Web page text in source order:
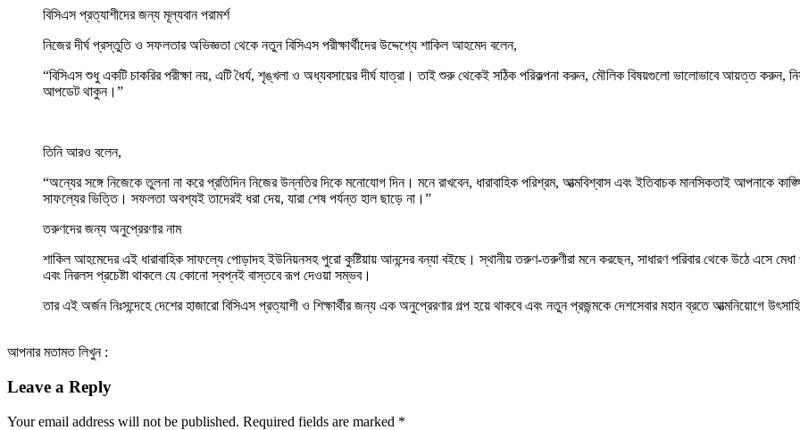
বিসিএস প্রত্যাশীদের জন্য মূল্যবান পরামর্শ
নিজের দীর্ঘ প্রস্তুতি ও সফলতার অভিজ্ঞতা থেকে নতুন বিসিএস পরীক্ষার্থীদের উদ্দেশ্যে শাকিল আহমেদ বলেন,
“বিসিএস শুধু একটি চাকরির পরীক্ষা নয়, এটি ধৈর্য, শৃঙ্খলা ও অধ্যবসায়ের দীর্ঘ যাত্রা। তাই শুরু থেকেই সঠিক পরিকল্পনা করুন, মৌলিক বিষয়গুলো ভালোভাবে আয়ত্ত
আপডেট থাকুন।”
তিনি আরও বলেন,
“অন্যের সঙ্গে নিজেকে তুলনা না করে প্রতিদিন নিজের উন্নতির দিকে মনোযোগ দিন। মনে রাখবেন, ধারাবাহিক পরিশ্রম, আত্মবিশ্বাস এবং ইতিবাচক মানসিকতাই আপনাকে
সাফল্যের ভিত্তি। সফলতা অবশ্যই তাদেরই ধরা দেয়, যারা শেষ পর্যন্ত হাল ছাড়ে না।”
তরুণদের জন্য অনুপ্রেরণার নাম
শাকিল আহমেদের এই ধারাবাহিক সাফল্যে পোড়াদহ ইউনিয়নসহ পুরো কুষ্টিয়ায় আনন্দের বন্যা বইছে। স্থানীয় তরুণ-তরুণীরা মনে করছেন, সাধারণ পরিবার থেকে উঠে এসে
এবং নিরলস প্রচেষ্টা থাকলে যে কোনো স্বপ্নই বাস্তবে রূপ দেওয়া সম্ভব।
তার এই অর্জন নিঃসন্দেহে দেশের হাজারো বিসিএস প্রত্যাশী ও শিক্ষার্থীর জন্য এক অনুপ্রেরণার গল্প হয়ে থাকবে এবং নতুন প্রজন্মকে দেশসেবার মহান ব্রতে আত্মনিয়োগে
আপনার মতামত লিখুন :
Leave a Reply
Your email address will not be published. Required fields are marked *